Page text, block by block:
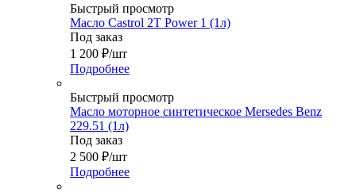
Быстрый просмотр
Масло Castrol 2T Power 1 (1л)
Под заказ
1 200 ₽/шт
Подробнее
Быстрый просмотр
Масло моторное синтетическое Mersedes Benz
229.51 (1л)
Под заказ
2 500 ₽/шт
Подробнее